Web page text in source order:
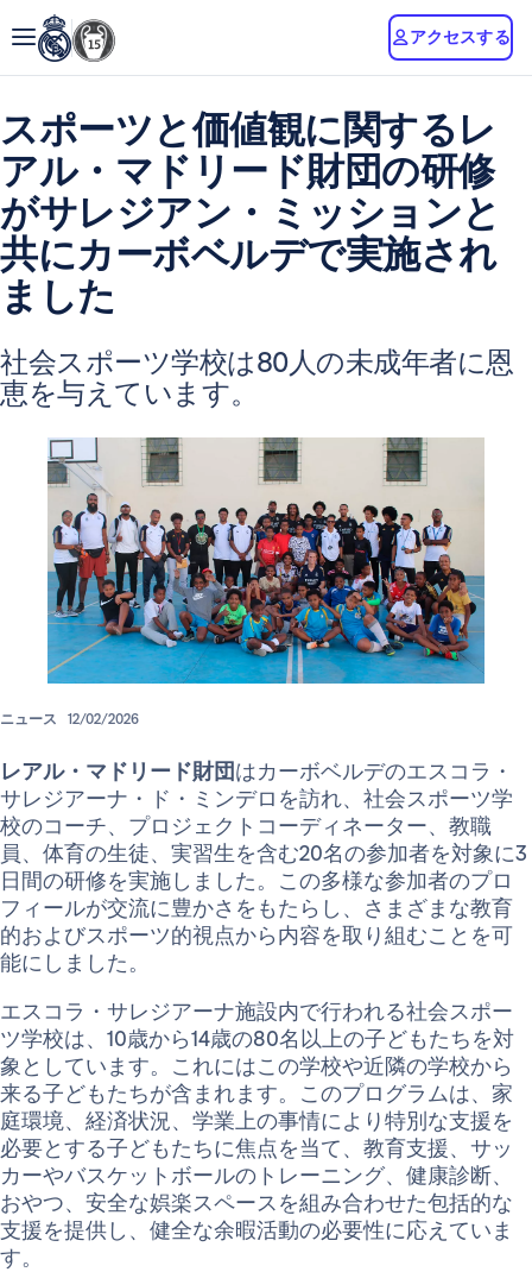
アクセスする
スポーツと価値観に関するレ
アル・マドリード財団の研修
がサレジアン・ミッションと
共にカーボベルデで実施され
ました
社会スポーツ学校は80人の未成年者に恩
恵を与えています。
ニュース 12/02/2026
レアル・マドリード財団はカーボベルデのエスコラ・
サレジアーナ・ド・ミンデロを訪れ、社会スポーツ学
校のコーチ、プロジェクトコーディネーター、教職
員、体育の生徒、実習生を含む20名の参加者を対象に3
日間の研修を実施しました。この多様な参加者のプロ
フィールが交流に豊かさをもたらし、さまざまな教育
的およびスポーツ的視点から内容を取り組むことを可
能にしました。
エスコラ・サレジアーナ施設内で行われる社会スポー
ツ学校は、10歳から14歳の80名以上の子どもたちを対
象としています。これにはこの学校や近隣の学校から
来る子どもたちが含まれます。このプログラムは、家
庭環境、経済状況、学業上の事情により特別な支援を
必要とする子どもたちに焦点を当て、教育支援、サッ
カーやバスケットボールのトレーニング、健康診断、
おやつ、安全な娯楽スペースを組み合わせた包括的な
支援を提供し、健全な余暇活動の必要性に応えていま
す。